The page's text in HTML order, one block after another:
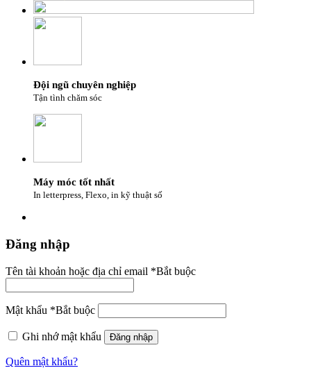
Đội ngũ chuyên nghiệp
Tận tình chăm sóc
Máy móc tốt nhất
In letterpress, Flexo, in kỹ thuật số
Đăng nhập
Tên tài khoản hoặc địa chỉ email *Bắt buộc
Mật khẩu *Bắt buộc
Ghi nhớ mật khẩu Đăng nhập
Quên mật khẩu?